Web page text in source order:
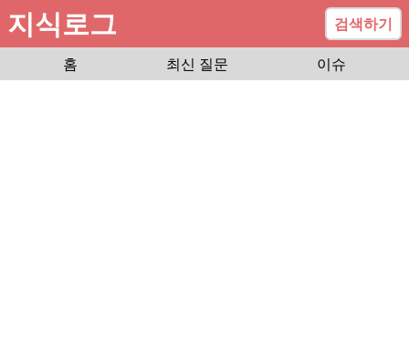
지식로그
검색하기
홈
최신 질문 이슈